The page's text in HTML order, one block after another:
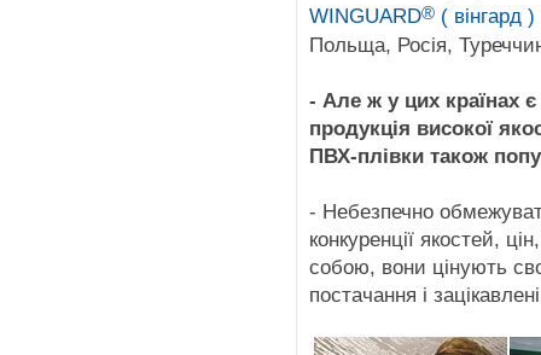
WINGUARD® ( вінгард )
Польща, Росія,
- Але ж у цих країнах є
продукція високої
ПВХ-плівки також
- Небезпечно
конкуренції якостей,
собою, вони цінують
постачання і